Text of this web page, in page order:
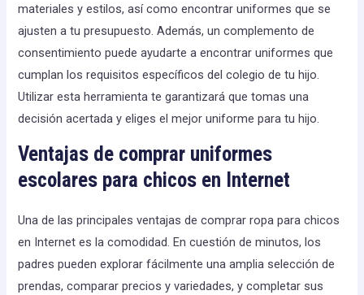
materiales y estilos, así como encontrar uniformes que se
ajusten a tu presupuesto. Además, un complemento de
consentimiento puede ayudarte a encontrar uniformes que
cumplan los requisitos específicos del colegio de tu hijo.
Utilizar esta herramienta te garantizará que tomas una
decisión acertada y eliges el mejor uniforme para tu hijo.
Ventajas de comprar uniformes
escolares para chicos en Internet
Una de las principales ventajas de comprar ropa para chicos
en Internet es la comodidad. En cuestión de minutos, los
padres pueden explorar fácilmente una amplia selección de
prendas, comparar precios y variedades, y completar sus